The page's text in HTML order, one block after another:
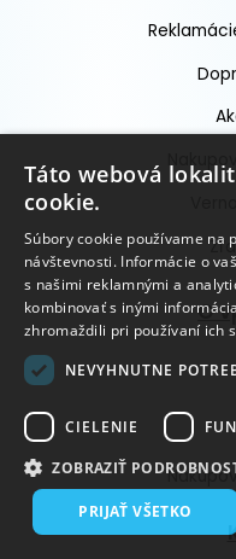
O
Táto webová
cookie.
Súbory cookie používame na
návštevnosti. Informácie o
s našimi reklamnými a
kombinovať s inými
zhromaždili pri používaní ich
NEVYHNUTNE
CIELENIE
ZOBRAZIŤ
PRIJAŤ VŠETKO